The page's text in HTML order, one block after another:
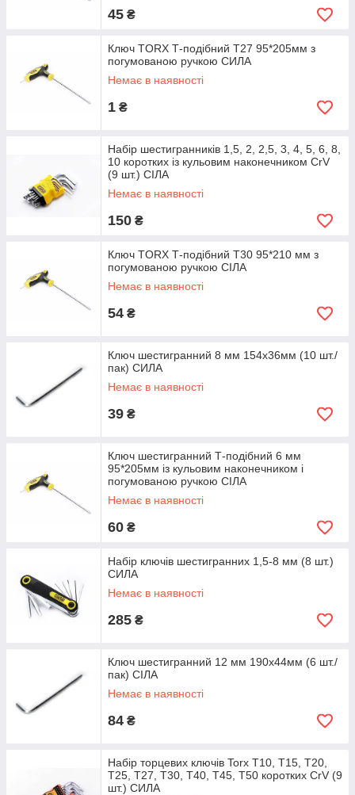
45 ₴
Ключ TORX Т-подібний Т27 95*205мм з
погумованою ручкою СИЛА
Немає в наявності
1 ₴
Набір шестигранників 1,5, 2, 2,5, 3, 4, 5, 6, 8,
10 коротких із кульовим наконечником CrV
(9 шт.) СІЛА
Немає в наявності
150 ₴
Ключ TORX Т-подібний Т30 95*210 мм з
погумованою ручкою СІЛА
Немає в наявності
54 ₴
Ключ шестигранний 8 мм 154х36мм (10 шт./
пак) СИЛА
Немає в наявності
39 ₴
Ключ шестигранний Т-подібний 6 мм
95*205мм із кульовим наконечником і
погумованою ручкою СІЛА
Немає в наявності
60 ₴
Набір ключів шестигранних 1,5-8 мм (8 шт.)
СИЛА
Немає в наявності
285 ₴
Ключ шестигранний 12 мм 190х44мм (6 шт./
пак) СІЛА
Немає в наявності
84 ₴
Набір торцевих ключів Torx T10, T15, T20,
T25, T27, T30, T40, T45, T50 коротких CrV (9
шт.) СИЛА